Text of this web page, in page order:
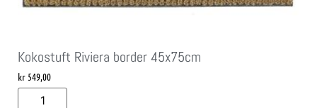
Kokostuft Riviera border 45x75cm
kr 549,00